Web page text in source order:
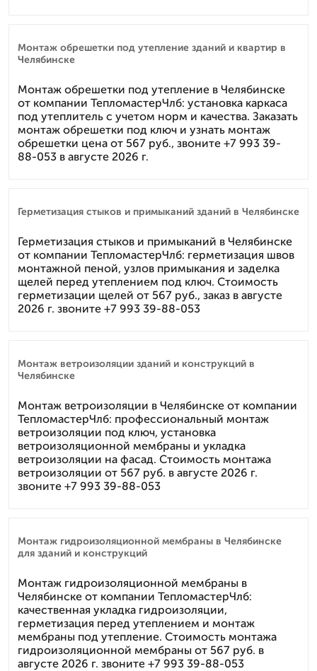
Монтаж обрешетки под утепление зданий и квартир в
Челябинске
Монтаж обрешетки под утепление в Челябинске
от компании ТепломастерЧлб: установка каркаса
под утеплитель с учетом норм и качества. Заказать
монтаж обрешетки под ключ и узнать монтаж
обрешетки цена от 567 руб., звоните +7 993 39-
88-053 в августе 2026 г.
Герметизация стыков и примыканий зданий в Челябинске
Герметизация стыков и примыканий в Челябинске
от компании ТепломастерЧлб: герметизация швов
монтажной пеной, узлов примыкания и заделка
щелей перед утеплением под ключ. Стоимость
герметизации щелей от 567 руб., заказ в августе
2026 г. звоните +7 993 39-88-053
Монтаж ветроизоляции зданий и конструкций в
Челябинске
Монтаж ветроизоляции в Челябинске от компании
ТепломастерЧлб: профессиональный монтаж
ветроизоляции под ключ, установка
ветроизоляционной мембраны и укладка
ветроизоляции на фасад. Стоимость монтажа
ветроизоляции от 567 руб. в августе 2026 г.
звоните +7 993 39-88-053
Монтаж гидроизоляционной мембраны в Челябинске
для зданий и конструкций
Монтаж гидроизоляционной мембраны в
Челябинске от компании ТепломастерЧлб:
качественная укладка гидроизоляции,
герметизация перед утеплением и монтаж
мембраны под утепление. Стоимость монтажа
гидроизоляционной мембраны от 567 руб. в
августе 2026 г. звоните +7 993 39-88-053